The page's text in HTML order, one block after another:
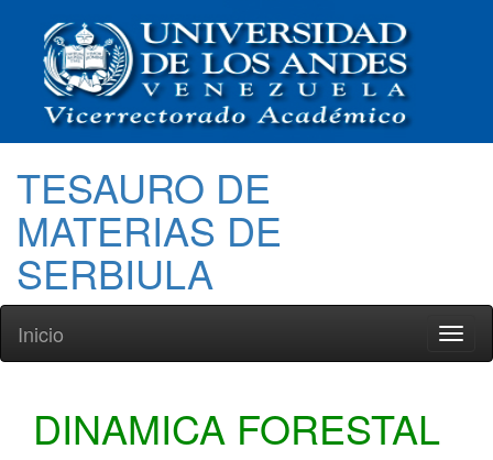
TESAURO DE
MATERIAS DE
SERBIULA
Inicio
DINAMICA FORESTAL